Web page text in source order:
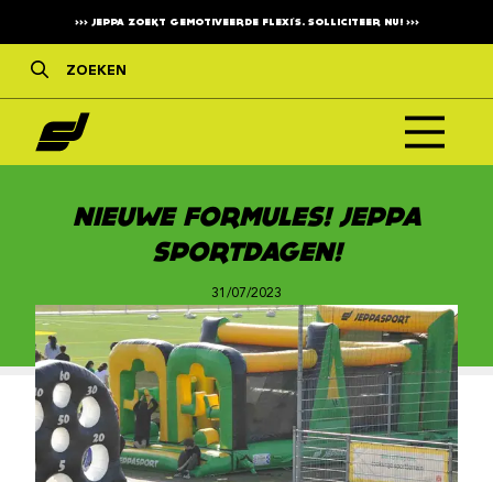
>>> JEPPA ZOEKT GEMOTIVEERDE FLEXI'S. SOLLICITEER NU!>>>
NIEUWE FORMULES! JEPPA
SPORTDAGEN!
31/07/2023